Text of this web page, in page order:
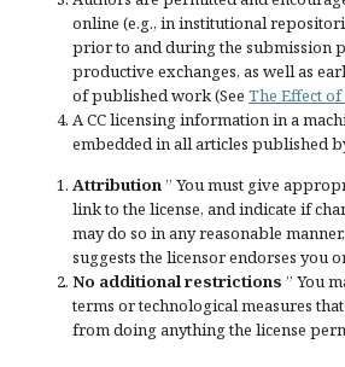
online (e.g., in institutional
prior to and during the submission
productive exchanges, as well as
of published work (See The Effect of
A CC licensing information in a
embedded in all articles published
Attribution ” You must give
link to the license, and indicate if
may do so in any reasonable
suggests the licensor endorses you
No additional restrictions ” You
terms ortechnological measures
from doing anything the license